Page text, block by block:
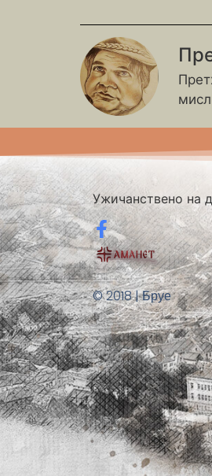
Ужичанствено на
© 2018 | Бруе